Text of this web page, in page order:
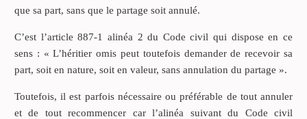
que sa part, sans que le partage soit annulé.
C’est l’article 887-1 alinéa 2 du Code civil qui dispose en ce
sens : « L’héritier omis peut toutefois demander de recevoir sa
part, soit en nature, soit en valeur, sans annulation du partage ».
Toutefois, il est parfois nécessaire ou préférable de tout annuler
et de tout recommencer car l’alinéa suivant du Code civil